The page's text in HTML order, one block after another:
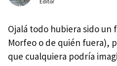
Ojalá todo hubiera sido un
Morfeo o de quién fuera),
que cualquiera podría